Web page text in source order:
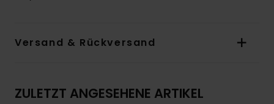
Versand & Rückversand
ZULETZT ANGESEHENE ARTIKEL